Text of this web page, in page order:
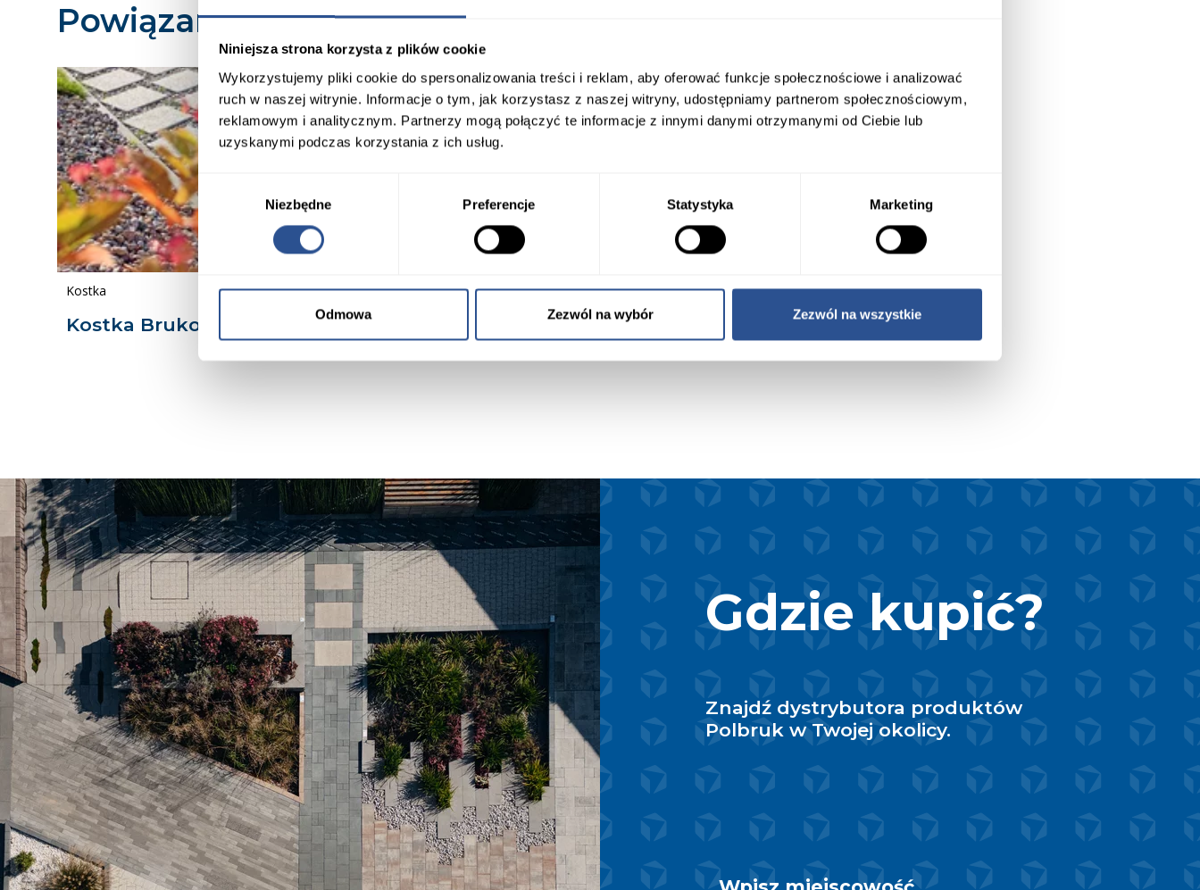
Niniejsza strona korzysta z plików cookie
Wykorzystujemy pliki cookie do spersonalizowania treści i reklam, aby oferować funkcje społecznościowe i analizować
ruch w naszej witrynie. Informacje o tym, jak korzystasz z naszej witryny, udostępniamy partnerom społecznościowym,
reklamowym i analitycznym. Partnerzy mogą połączyć te informacje z innymi danymi otrzymanymi od Ciebie lub
uzyskanymi podczas korzystania z ich usług.
zgody
Niezbędne Preferencje Statystyka Marketing
Odmowa Zezwól na wybór Zezwól na wszystkie
Powiązane produkty
Kostka Dodaj do porównania
Kostka Brukowa Complex
Gdzie kupić?
Znajdź dystrybutora produktów
Polbruk w Twojej okolicy.